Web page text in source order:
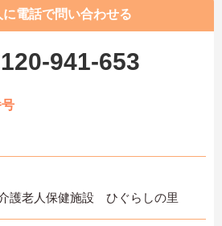
に電話で問い合わせる
941-653
護老人保健施設 ひぐらしの里